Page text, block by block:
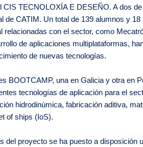
TECNOLOXÍA E DESEÑO. A dos
de CATIM. Un total de 139 alumnos y
relacionadas con el sector, como
de aplicaciones multiplataformas,
de nuevas tecnologías.
BOOTCAMP, una en Galicia y otra en
tecnologías de aplicación para el
hidrodinúmica, fabricación aditiva,
of ships (IoS).
del proyecto se ha puesto a disposición